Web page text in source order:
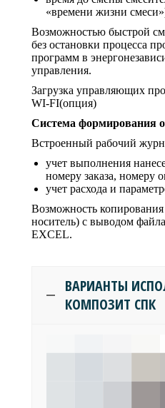
«времени жизни
Возможностью быстрой
без остановки процесса
программ в
управления.
Загрузка управляющих
WI-FI(опция)
Система формирования
Встроенный рабочий
учет выполнения
номеру заказа, номеру
учет расхода и
Возможность
носитель) с выводом
EXCEL.
ВАРИАНТЫ
КОМПОЗИТ СПК